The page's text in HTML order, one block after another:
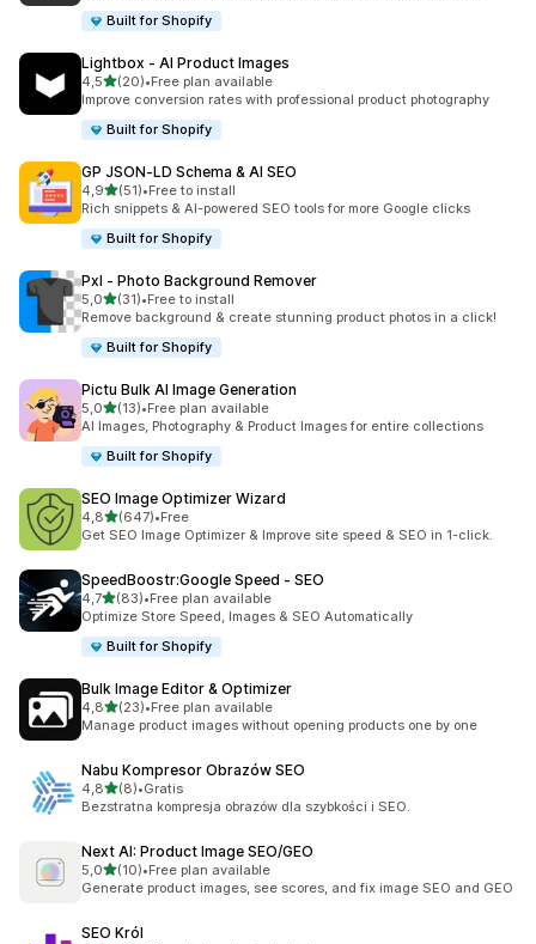
Built for Shopify
Lightbox ‑ AI Product Images
4,5na 5 gwiazdek
(20)
Łączna liczba recenzji: 20
•Free plan available
Improve conversion rates with professional product photography
Built for Shopify
GP JSON‑LD Schema & AI SEO
4,9na 5 gwiazdek
(51)
Łączna liczba recenzji: 51
•Free to install
Rich snippets & AI-powered SEO tools for more Google clicks
Built for Shopify
Pxl ‑ Photo Background Remover
5,0na 5 gwiazdek
(31)
Łączna liczba recenzji: 31
•Free to install
Remove background & create stunning product photos in a click!
Built for Shopify
Pictu Bulk AI Image Generation
5,0na 5 gwiazdek
(13)
Łączna liczba recenzji: 13
•Free plan available
AI Images, Photography & Product Images for entire collections
Built for Shopify
SEO Image Optimizer Wizard
4,8na 5 gwiazdek
(647)
Łączna liczba recenzji: 647
•Free
Get SEO Image Optimizer & Improve site speed & SEO in 1-click.
SpeedBoostr:Google Speed ‑ SEO
4,7na 5 gwiazdek
(83)
Łączna liczba recenzji: 83
•Free plan available
Optimize Store Speed, Images & SEO Automatically
Built for Shopify
Bulk Image Editor & Optimizer
4,8na 5 gwiazdek
(23)
Łączna liczba recenzji: 23
•Free plan available
Manage product images without opening products one by one
Nabu Kompresor Obrazów SEO
4,8na 5 gwiazdek
(8)
Łączna liczba recenzji: 8
•Gratis
Bezstratna kompresja obrazów dla szybkości i SEO.
Next AI: Product Image SEO/GEO
5,0na 5 gwiazdek
(10)
Łączna liczba recenzji: 10
•Free plan available
Generate product images, see scores, and fix image SEO and GEO
SEO Król